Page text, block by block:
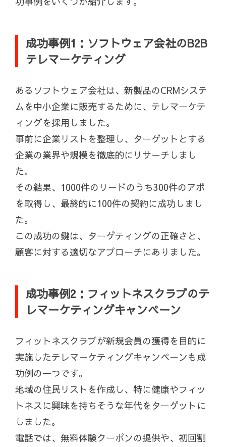
成功事例1：ソフトウェア会社のB2B
テレマーケティング
あるソフトウェア会社は、新製品のCRMシステ
ムを中小企業に販売するために、テレマーケテ
ィングを採用しました。
事前に企業リストを整理し、ターゲットとする
企業の業界や規模を徹底的にリサーチしまし
た。
その結果、1000件のリードのうち300件のアポ
を取得し、最終的に100件の契約に成功しまし
た。
この成功の鍵は、ターゲティングの正確さと、
顧客に対する適切なアプローチにありました。
成功事例2：フィットネスクラブのテ
レマーケティングキャンペーン
フィットネスクラブが新規会員の獲得を目的に
実施したテレマーケティングキャンペーンも成
功例の一つです。
地域の住民リストを作成し、特に健康やフィッ
トネスに興味を持ちそうな年代をターゲットに
しました。
電話では、無料体験クーポンの提供や、初回割